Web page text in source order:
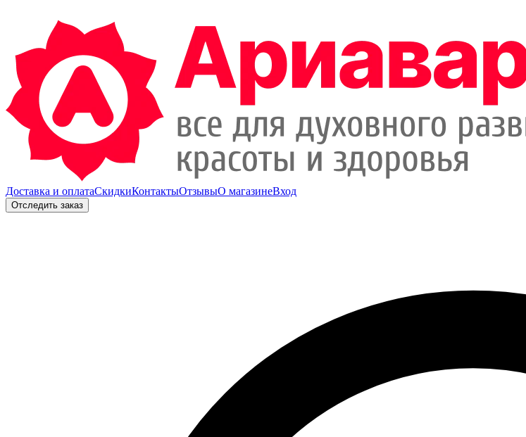
Доставка и оплатаСкидкиКонтактыОтзывыО магазинеВход
Отследить заказ